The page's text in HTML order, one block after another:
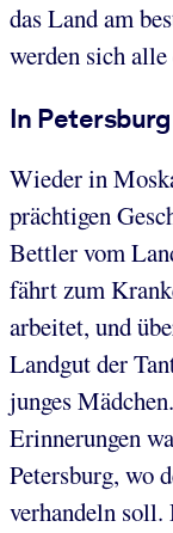
das Land am
werden sich
In Petersburg
Wieder in
prächtigen
Bettler vom
fährt zum
arbeitet, und
Landgut der
junges
Erinnerungen
Petersburg, wo
verhandeln